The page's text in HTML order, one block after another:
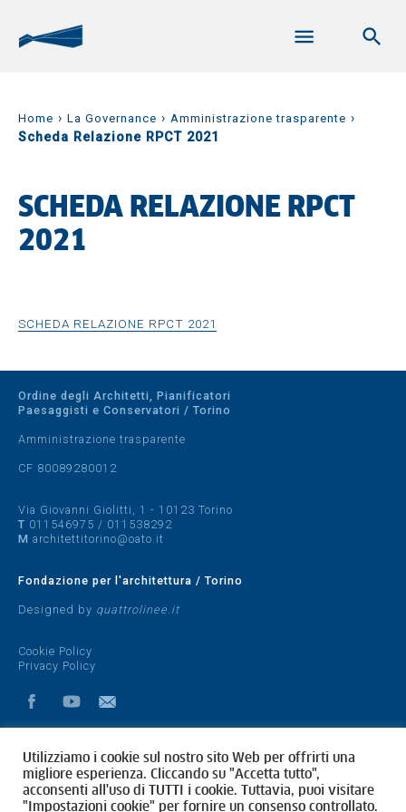
Home › La Governance › Amministrazione trasparente ›
Scheda Relazione RPCT 2021
SCHEDA RELAZIONE RPCT
2021
SCHEDA RELAZIONE RPCT 2021
Ordine degli Architetti, Pianificatori
Paesaggisti e Conservatori / Torino
Amministrazione trasparente
CF 80089280012
Via Giovanni Giolitti, 1 - 10123 Torino
T 011546975 / 011538292
M architettitorino@oato.it
Fondazione per l'architettura / Torino
Designed by quattrolinee.it
Cookie Policy
Privacy Policy
Utilizziamo i cookie sul nostro sito Web per offrirti una
migliore esperienza. Cliccando su "Accetta tutto",
acconsenti all'uso di TUTTI i cookie. Tuttavia, puoi visitare
"Impostazioni cookie" per fornire un consenso controllato.